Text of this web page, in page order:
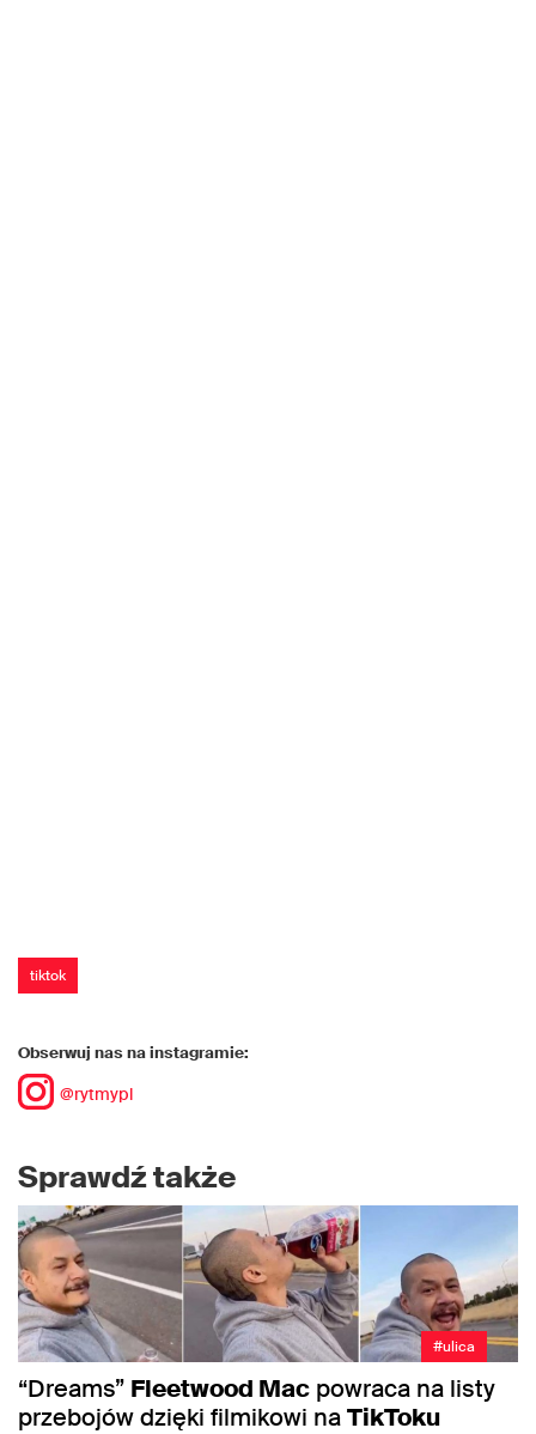
tiktok
Obserwuj nas na instagramie:
@rytmypl
Sprawdź także
#ulica
“Dreams” Fleetwood Mac powraca na listy
przebojów dzięki filmikowi naTikToku